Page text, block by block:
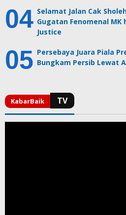
Selamat Jalan Cak
Gugatan Fenomenal MK
Justice
Persebaya Juara Piala
Bungkam Persib Lewat